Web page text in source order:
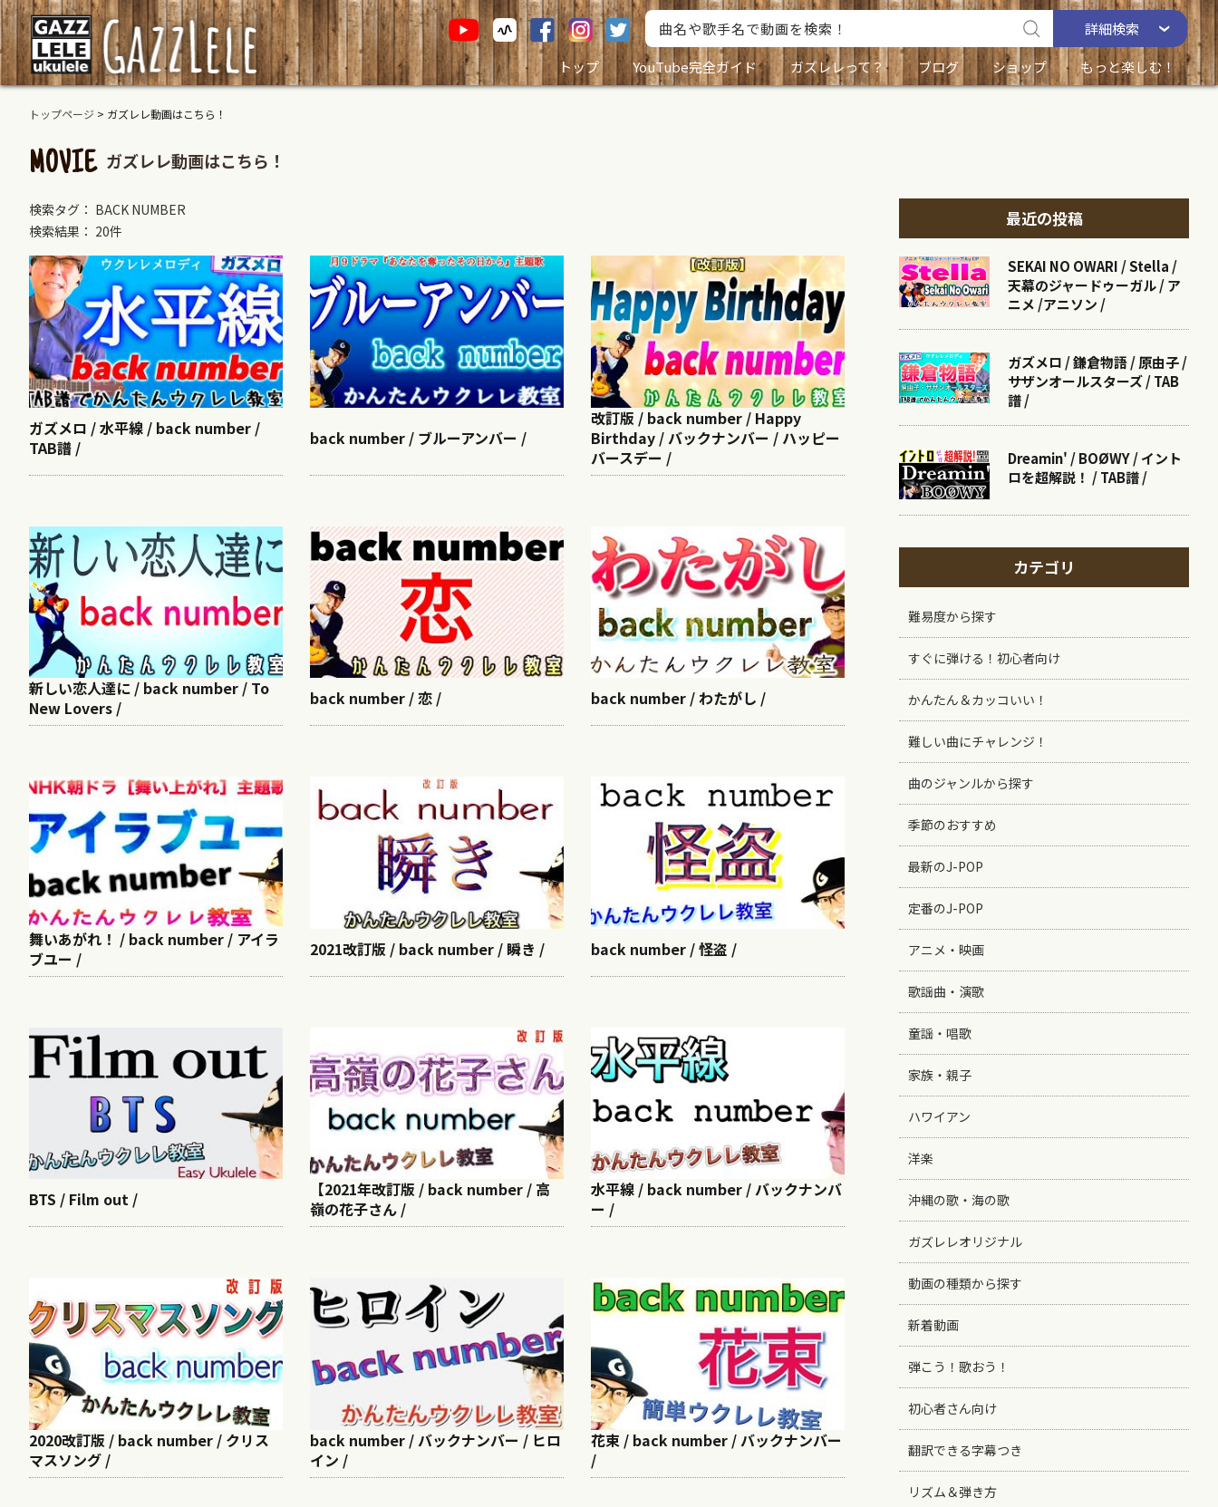
詳細検索
トップ
YouTube完全ガイド ガズレレって？ ブログ ショップ もっと楽しむ！
トップページ > ガズレレ動画はこちら！
MOVIE ガズレレ動画はこちら！
検索タグ： BACK NUMBER
検索結果： 20件
ガズメロ / 水平線 / back number /
TAB譜 /
back number / ブルーアンバー /
改訂版 / back number / Happy
Birthday / バックナンバー / ハッピー
バースデー /
新しい恋人達に / back number / To
New Lovers /
back number / 恋 / back number / わたがし /
舞いあがれ！ / back number / アイラ
ブユー /
2021改訂版 / back number / 瞬き / back number / 怪盗 /
BTS / Film out /
【2021年改訂版 / back number / 高
嶺の花子さん /
水平線 / back number / バックナンバ
ー /
2020改訂版 / back number / クリス
マスソング /
back number / バックナンバー / ヒロ
イン /
花束 / back number / バックナンバー
/
最近の投稿
SEKAI NO OWARI / Stella /
天幕のジャードゥーガル / ア
ニメ /アニソン /
ガズメロ / 鎌倉物語 / 原由子 /
サザンオールスターズ / TAB
譜 /
Dreamin' / BOØWY / イント
ロを超解説！ / TAB譜 /
カテゴリ
難易度から探す
すぐに弾ける！初心者向け
かんたん＆カッコいい！
難しい曲にチャレンジ！
曲のジャンルから探す
季節のおすすめ
最新のJ-POP
定番のJ-POP
アニメ・映画
歌謡曲・演歌
童謡・唱歌
家族・親子
ハワイアン
洋楽
沖縄の歌・海の歌
ガズレレオリジナル
動画の種類から探す
新着動画
弾こう！歌おう！
初心者さん向け
翻訳できる字幕つき
リズム＆弾き方